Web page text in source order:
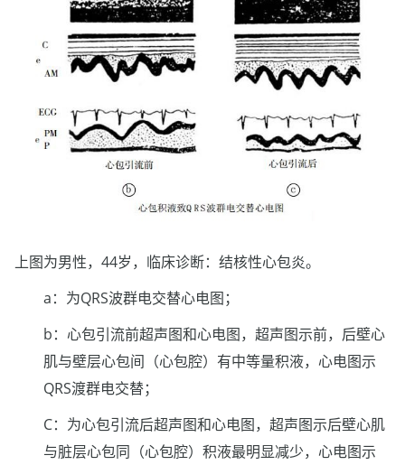
上图为男性，44岁，临床诊断：结核性心包炎。
a：为QRS波群电交替心电图；
b：心包引流前超声图和心电图，超声图示前，后壁心
肌与壁层心包间（心包腔）有中等量积液，心电图示
QRS渡群电交替；
C：为心包引流后超声图和心电图，超声图示后壁心肌
与脏层心包同（心包腔）积液最明显减少，心电图示